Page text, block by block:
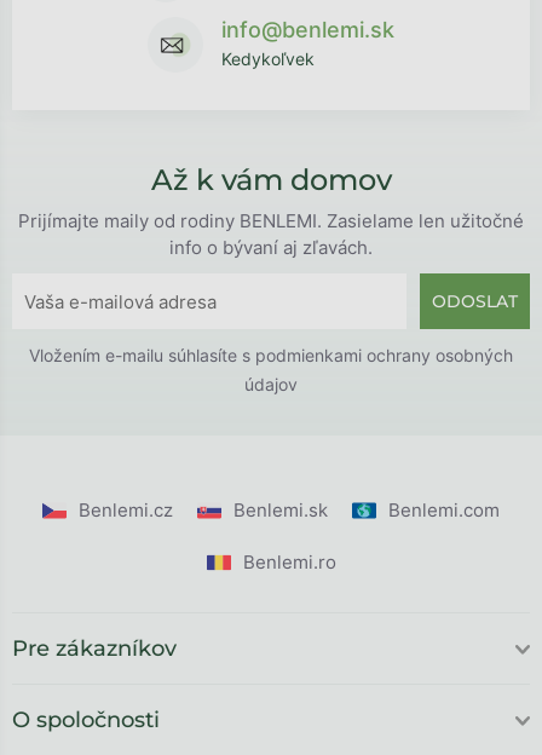
info@benlemi.sk
Kedykoľvek
Až k vám domov
Prijímajte maily od rodiny BENLEMI. Zasielame len užitočné
info o bývaní aj zľavách.
ODOSLAT
Vložením e-mailu súhlasíte s podmienkami ochrany osobných
údajov
Benlemi.cz Benlemi.sk Benlemi.com
Benlemi.ro
Pre zákazníkov
O spoločnosti